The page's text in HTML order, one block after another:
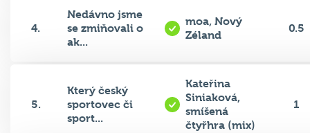
4.
Nedávno jsme
se zmiňovali o
ak...
moa, Nový
Zéland
0.5
5.
Který český
sportovec či
sport...
Kateřina
Siniaková,
smíšená
čtyřhra (mix)
1